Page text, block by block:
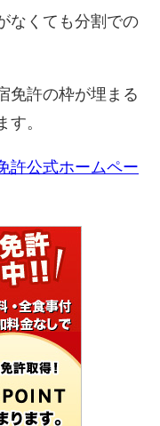
なくても分割での
免許の枠が埋まる
す。
許公式ホームペー